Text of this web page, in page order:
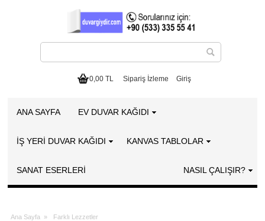
0,00 TL Sipariş İzleme Giriş
ANA SAYFA EV DUVAR KAĞIDI
İŞ YERİ DUVAR KAĞIDI KANVAS TABLOLAR
SANAT ESERLERI NASIL ÇALIŞIR?
Ana Sayfa » Farklı Lezzetler